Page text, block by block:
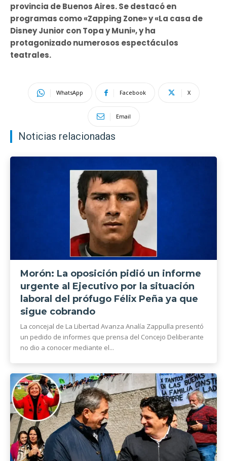
provincia de Buenos Aires. Se destacó en
programas como «Zapping Zone» y «La casa de
Disney Junior con Topa y Muni», y ha
protagonizado numerosos espectáculos
teatrales.
WhatsApp Facebook X
Email
Noticias relacionadas
Morón: La oposición pidió un informe
urgente al Ejecutivo por la situación
laboral del prófugo Félix Peña ya que
sigue cobrando
La concejal de La Libertad Avanza Analía Zappulla presentó
un pedido de informes que prensa del Concejo Deliberante
no dio a conocer mediante el...